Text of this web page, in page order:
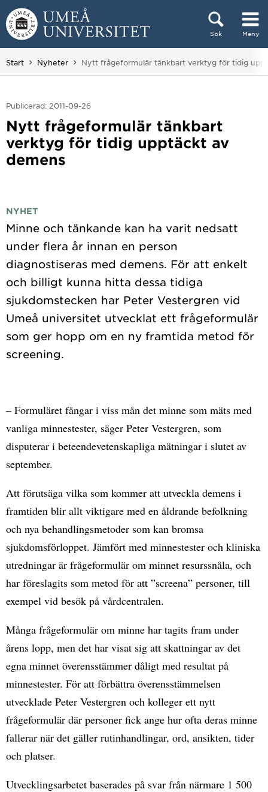
Hoppa direkt till innehållet
Sök Meny
Huvudmenyn dold.
Start Nyheter Du är här:
Nytt frågeformulär tänkbart verktyg för tidig
Publicerad: 2011-09-26
Nytt frågeformulär tänkbart
verktyg för tidig upptäckt av
demens
NYHET
Minne och tänkande kan ha varit nedsatt
under flera år innan en person
diagnostiseras med demens. För att enkelt
och billigt kunna hitta dessa tidiga
sjukdomstecken har Peter Vestergren vid
Umeå universitet utvecklat ett frågeformulär
som ger hopp om en ny framtida metod för
– Formuläret fångar i viss mån det minne som mäts med
vanliga minnestester, säger Peter Vestergren, som
disputerar i beteendevetenskapliga mätningar i slutet av
september.
Att förutsäga vilka som kommer att utveckla demens i
framtiden blir allt viktigare med en åldrande befolkning
och nya behandlingsmetoder som kan bromsa
sjukdomsförloppet. Jämfört med minnestester och kliniska
utredningar är frågeformulär om minnet resurssnåla, och
har föreslagits som metod för att ”screena” personer, till
exempel vid besök på vårdcentralen.
Många frågeformulär om minne har tagits fram under
årens lopp, men det har visat sig att skattningar av det
egna minnet överensstämmer dåligt med resultat på
minnestester. För att förbättra överensstämmelsen
utvecklade Peter Vestergren och kolleger ett nytt
frågeformulär där personer fick ange hur ofta deras minne
fallerar när det gäller rutinhandlingar, ord, ansikten, tider
och platser.
Utvecklingsarbetet baserades på svar från närmare 1 500